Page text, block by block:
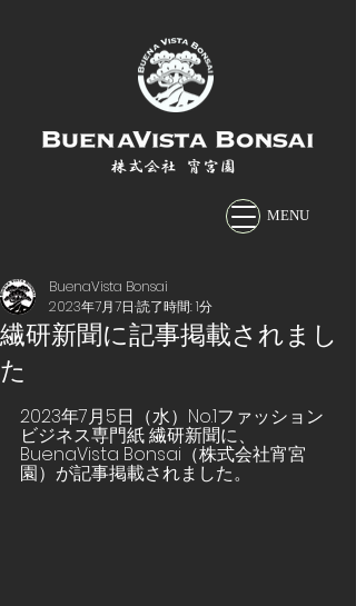
株式会社 宵宮園
MENU
繊研新聞に記事掲載されまし
た
BuenaVista Bonsai
2023年7月7日 読了時間: 1分
2023年7月5日（水）No.1ファッション
ビジネス専門紙 繊研新聞に、
BuenaVista Bonsai（株式会社宵宮
園）が記事掲載されました。